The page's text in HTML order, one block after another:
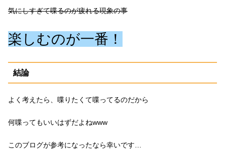
気にしすぎて喋るのが疲れる現象の事
楽しむのが一番！
結論
よく考えたら、喋りたくて喋ってるのだから
何喋ってもいいはずだよねwww
このブログが参考になったなら幸いです…